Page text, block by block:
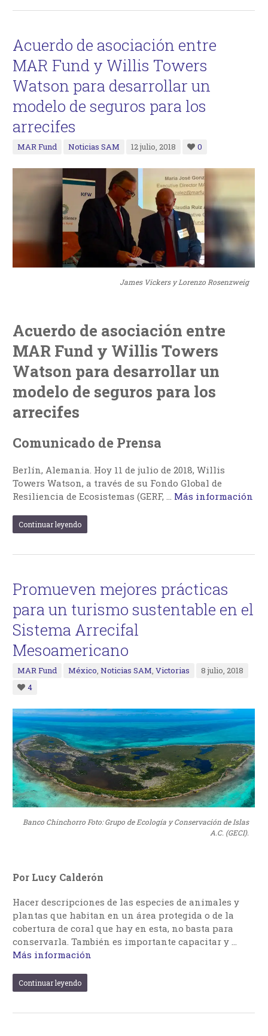
Acuerdo de asociación entre
MAR Fund y Willis Towers
Watson para desarrollar un
modelo de seguros para los
arrecifes
MAR Fund Noticias SAM 12 julio, 2018 0
James Vickers y Lorenzo Rosenzweig
Acuerdo de asociación entre
MAR Fund y Willis Towers
Watson para desarrollar un
modelo de seguros para los
arrecifes
Comunicado de Prensa
Berlín, Alemania. Hoy 11 de julio de 2018, Willis
Towers Watson, a través de su Fondo Global de
Resiliencia de Ecosistemas (GERF, … Más información
Continuar leyendo
Promueven mejores prácticas
para un turismo sustentable en el
Sistema Arrecifal
Mesoamericano
MAR Fund México,Noticias SAM,Victorias
8 julio, 2018
4
Banco Chinchorro Foto: Grupo de Ecología y Conservación de Islas
A.C. (GECI).
Por Lucy Calderón
Hacer descripciones de las especies de animales y
plantas que habitan en un área protegida o de la
cobertura de coral que hay en esta, no basta para
conservarla. También es importante capacitar y …
Más información
Continuar leyendo